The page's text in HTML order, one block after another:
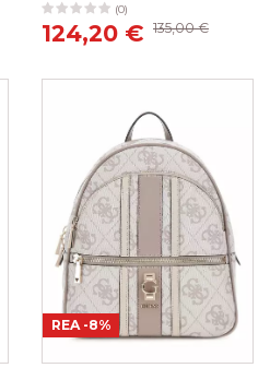
(0)
124,20 € 135,00 €
REA -8%